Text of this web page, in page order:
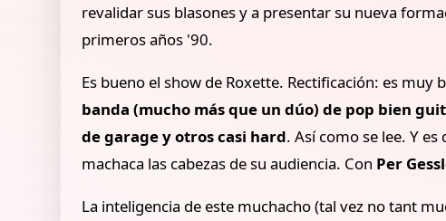
revalidar sus blasones y a presentar su nueva
primeros años '90.
Es bueno el show de Roxette. Rectificación: es
banda (mucho más que un dúo) de pop bien
de garage y otros casi hard. Así como se lee. Y
machaca las cabezas de su audiencia. Con Per
La inteligencia de este muchacho (tal vez no tant